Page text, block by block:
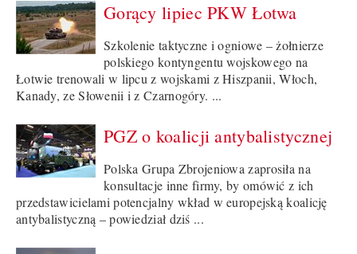
Gorący lipiec PKW Łotwa
Szkolenie taktyczne i ogniowe – żołnierze
polskiego kontyngentu wojskowego na
Łotwie trenowali w lipcu z wojskami z Hiszpanii, Włoch,
Kanady, ze Słowenii i z Czarnogóry. ...
PGZ o koalicji antybalistycznej
Polska Grupa Zbrojeniowa zaprosiła na
konsultacje inne firmy, by omówić z ich
przedstawicielami potencjalny wkład w europejską koalicję
antybalistyczną – powiedział dziś ...